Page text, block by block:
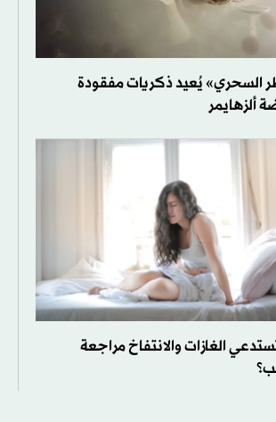
السحري» يُعيد ذكريات مفقودة
ألزهايمر
الغازات والانتفاخ مراجعة